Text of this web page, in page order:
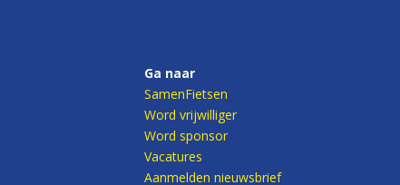
Ga naar
SamenFietsen
Word vrijwilliger
Word sponsor
Vacatures
Aanmelden nieuwsbrief